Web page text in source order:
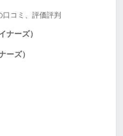
コミ、評価評判
ナーズ）
ーズ）